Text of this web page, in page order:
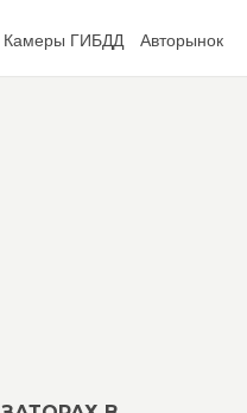
Камеры ГИБДД Авторынок